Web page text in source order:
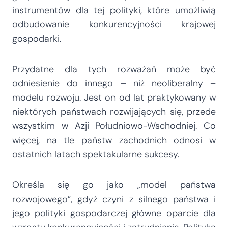
instrumentów dla tej polityki, które umożliwią
odbudowanie konkurencyjności krajowej
gospodarki.
Przydatne dla tych rozważań może być
odniesienie do innego – niż neoliberalny –
modelu rozwoju. Jest on od lat praktykowany w
niektórych państwach rozwijających się, przede
wszystkim w Azji Południowo-Wschodniej. Co
więcej, na tle państw zachodnich odnosi w
ostatnich latach spektakularne sukcesy.
Określa się go jako „model państwa
rozwojowego”, gdyż czyni z silnego państwa i
jego polityki gospodarczej główne oparcie dla